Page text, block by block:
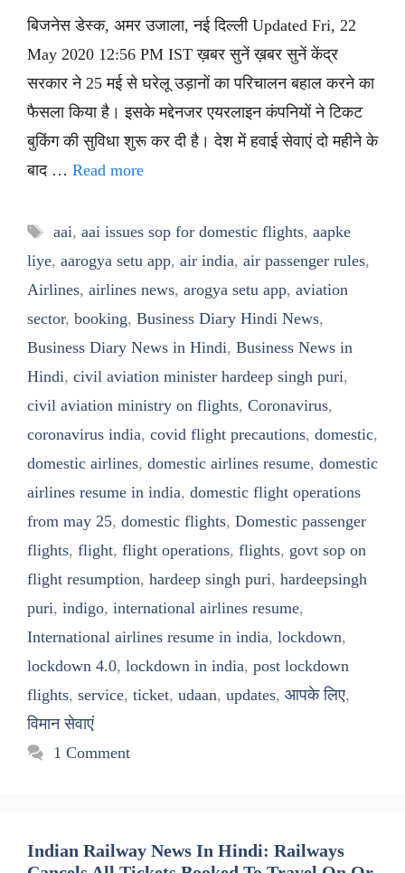
बिजनेस डेस्क, अमर उजाला, नई दिल्ली Updated Fri, 22
May 2020 12:56 PM IST ख़बर सुनें ख़बर सुनें केंद्र
सरकार ने 25 मई से घरेलू उड़ानों का परिचालन बहाल करने का
फैसला किया है। इसके मद्देनजर एयरलाइन कंपनियों ने टिकट
बुकिंग की सुविधा शुरू कर दी है। देश में हवाई सेवाएं दो महीने के
बाद … Read more
Tags
aai, aai issues sop for domestic flights, aapke
liye, aarogya setu app, air india, air passenger rules,
Airlines, airlines news, arogya setu app, aviation
sector, booking, Business Diary Hindi News,
Business Diary News in Hindi, Business News in
Hindi, civil aviation minister hardeep singh puri,
civil aviation ministry on flights, Coronavirus,
coronavirus india, covid flight precautions, domestic,
domestic airlines, domestic airlines resume, domestic
airlines resume in india, domestic flight operations
from may 25, domestic flights, Domestic passenger
flights, flight, flight operations, flights, govt sop on
flight resumption, hardeep singh puri, hardeepsingh
puri, indigo, international airlines resume,
International airlines resume in india, lockdown,
lockdown 4.0, lockdown in india, post lockdown
flights, service, ticket, udaan, updates, आपके लिए,
विमान सेवाएं
1 Comment
Indian Railway News In Hindi: Railways